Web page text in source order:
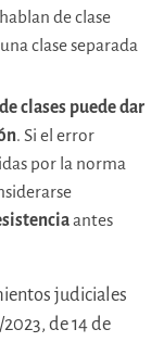
de clase
clase separada
clases puede dar
. Si el error
por la norma
antes
judiciales
de 14 de